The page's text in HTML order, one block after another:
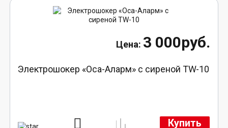
3 000руб.
Электрошокер «Оса-Аларм» с сиреной TW-10
Купить